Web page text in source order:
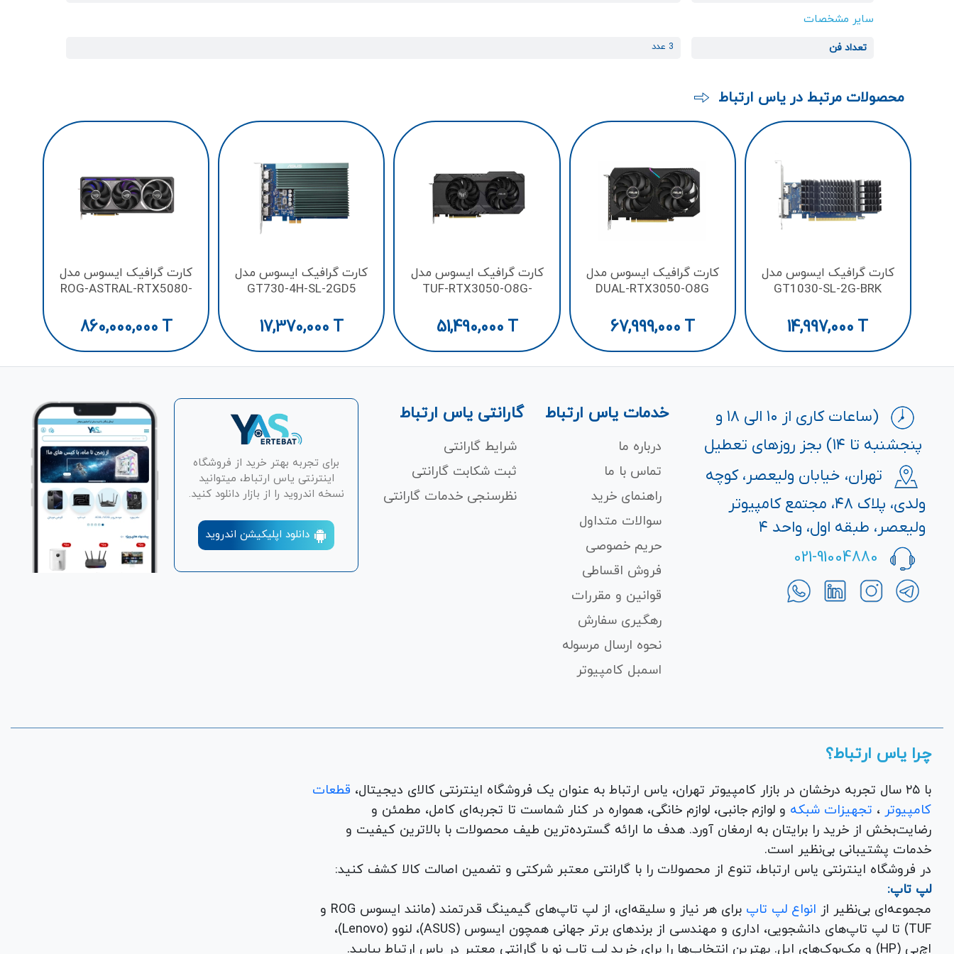
سایر مشخصات
تعداد فن 3 عدد
محصولات مرتبط در یاس ارتباط
کارت گرافیک ایسوس مدل
GT1030-SL-2G-BRK
14,997,000 T
کارت گرافیک ایسوس مدل
DUAL-RTX3050-O8G
67,999,000 T
کارت گرافیک ایسوس مدل
TUF-RTX3050-O8G-
51,490,000 T
کارت گرافیک ایسوس مدل
GT730-4H-SL-2GD5
17,370,000 T
کارت گرافیک ایسوس مدل
ROG-ASTRAL-RTX5080-
860,000,000 T
(ساعات کاری از ۱۰ الی ۱۸ و
پنجشنبه تا ۱۴) بجز روزهای تعطیل
تهران، خیابان ولیعصر، کوچه
ولدی، پلاک ۴۸، مجتمع کامپیوتر
ولیعصر، طبقه اول، واحد ۴
021-91004880
خدمات یاس ارتباط
درباره ما
تماس با ما
راهنمای خرید
سوالات متداول
حریم خصوصی
فروش اقساطی
قوانین و مقررات
رهگیری سفارش
نحوه ارسال مرسوله
اسمبل کامپیوتر
گارانتی یاس ارتباط
شرایط گارانتی
ثبت شکابت‌ گارانتی
نظرسنجی خدمات گارانتی
برای تجربه بهتر خرید از فروشگاه
اینترنتی یاس ارتباط، میتوانید
نسخه اندروید را از بازار دانلود کنید.
دانلود اپلیکیشن اندروید
چرا یاس ارتباط؟
با ۲۵ سال تجربه درخشان در بازار کامپیوتر تهران، یاس ارتباط به عنوان یک فروشگاه اینترنتی کالای دیجیتال،
قطعات
کامپیوتر ، تجهیزات شبکه
و لوازم جانبی، لوازم خانگی، همواره در کنار شماست تا تجربه‌ای کامل، مطمئن و
رضایت‌بخش از خرید را برایتان به ارمغان آورد. هدف ما ارائه گسترده‌ترین طیف محصولات با بالاترین کیفیت و
خدمات پشتیبانی بی‌نظیر است.
در فروشگاه اینترنتی یاس ارتباط، تنوع از محصولات را با گارانتی معتبر شرکتی و تضمین اصالت کالا کشف کنید:
لپ تاپ:
مجموعه‌ای بی‌نظیر از انواع لپ تاپ
برای هر نیاز و سلیقه‌ای، از لپ تاپ‌های گیمینگ قدرتمند (مانند ایسوس ROG و
TUF) تا لپ تاپ‌های دانشجویی، اداری و مهندسی از برندهای برتر جهانی همچون ایسوس (ASUS)، لنوو (Lenovo)،
اچ‌پی (HP) و مک‌بوک‌های اپل. بهترین انتخاب‌ها را برای خرید لپ تاپ نو با گارانتی معتبر در یاس ارتباط بیابید.